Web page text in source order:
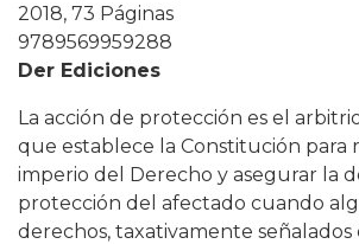
2018, 73 Páginas
9789569959288
Der Ediciones
La acción de protección es el
que establece la Constitución para
imperio del Derecho y asegurar la
protección del afectado cuando
derechos, taxativamente